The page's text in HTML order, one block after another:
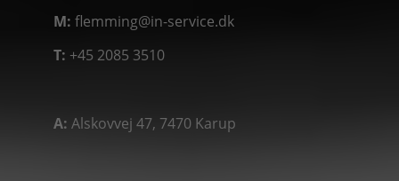
M: flemming@in-service.dk
T: +45 2085 3510
A: Alskovvej 47, 7470 Karup